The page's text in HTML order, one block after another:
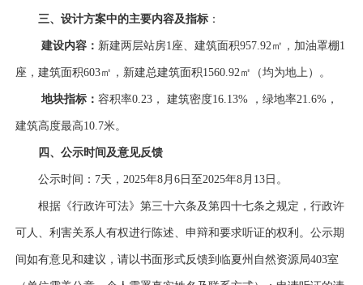
三、设计方案中的主要内容及指标：
建设内容： 新建两层站房1座、 建筑面积957.92㎡， 加油罩棚 1
座，建筑面积603㎡，新建总建筑面积1560.92㎡（均为地上）。
地块指标： 容积率0.23， 建筑密度16.13% ，绿地率21.6%，
建筑高度最高10.7米。
四、公示时间及意见反馈
公示时间： 7天，2025年8月6日至2025年8月13日。
根据《行政许可法》第三十六条及第四十七条之规定，行政许
可人、利害关系人有权进行陈述、申辩和要求听证的权利。公示期
间如有意见和建议，请以书面形式反馈到临夏州自然资源局403室